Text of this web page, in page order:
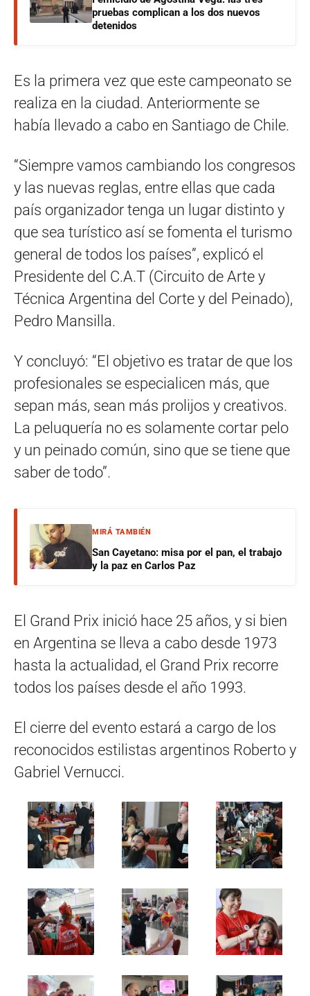
pruebas complican a los dos nuevos
detenidos
Es la primera vez que este campeonato se
realiza en la ciudad. Anteriormente se
había llevado a cabo en Santiago de Chile.
“Siempre vamos cambiando los congresos
y las nuevas reglas, entre ellas que cada
país organizador tenga un lugar distinto y
que sea turístico así se fomenta el turismo
general de todos los países”, explicó el
Presidente del C.A.T (Circuito de Arte y
Técnica Argentina del Corte y del Peinado),
Pedro Mansilla.
Y concluyó: “El objetivo es tratar de que los
profesionales se especialicen más, que
sepan más, sean más prolijos y creativos.
La peluquería no es solamente cortar pelo
y un peinado común, sino que se tiene que
saber de todo”.
MIRÁ TAMBIÉN
San Cayetano: misa por el pan, el trabajo
y la paz en Carlos Paz
El Grand Prix inició hace 25 años, y si bien
en Argentina se lleva a cabo desde 1973
hasta la actualidad, el Grand Prix recorre
todos los países desde el año 1993.
El cierre del evento estará a cargo de los
reconocidos estilistas argentinos Roberto y
Gabriel Vernucci.